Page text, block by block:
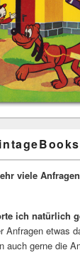
viele Anfragen
ich natürlich
Anfragen etwas
auch gerne die